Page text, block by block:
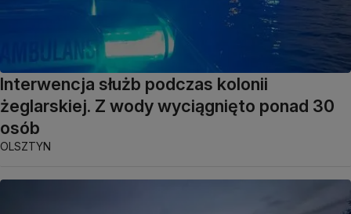
Interwencja służb podczas kolonii
żeglarskiej. Z wody wyciągnięto ponad 30
osób
OLSZTYN